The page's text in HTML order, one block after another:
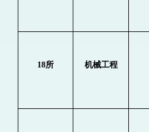
18所 机械工程